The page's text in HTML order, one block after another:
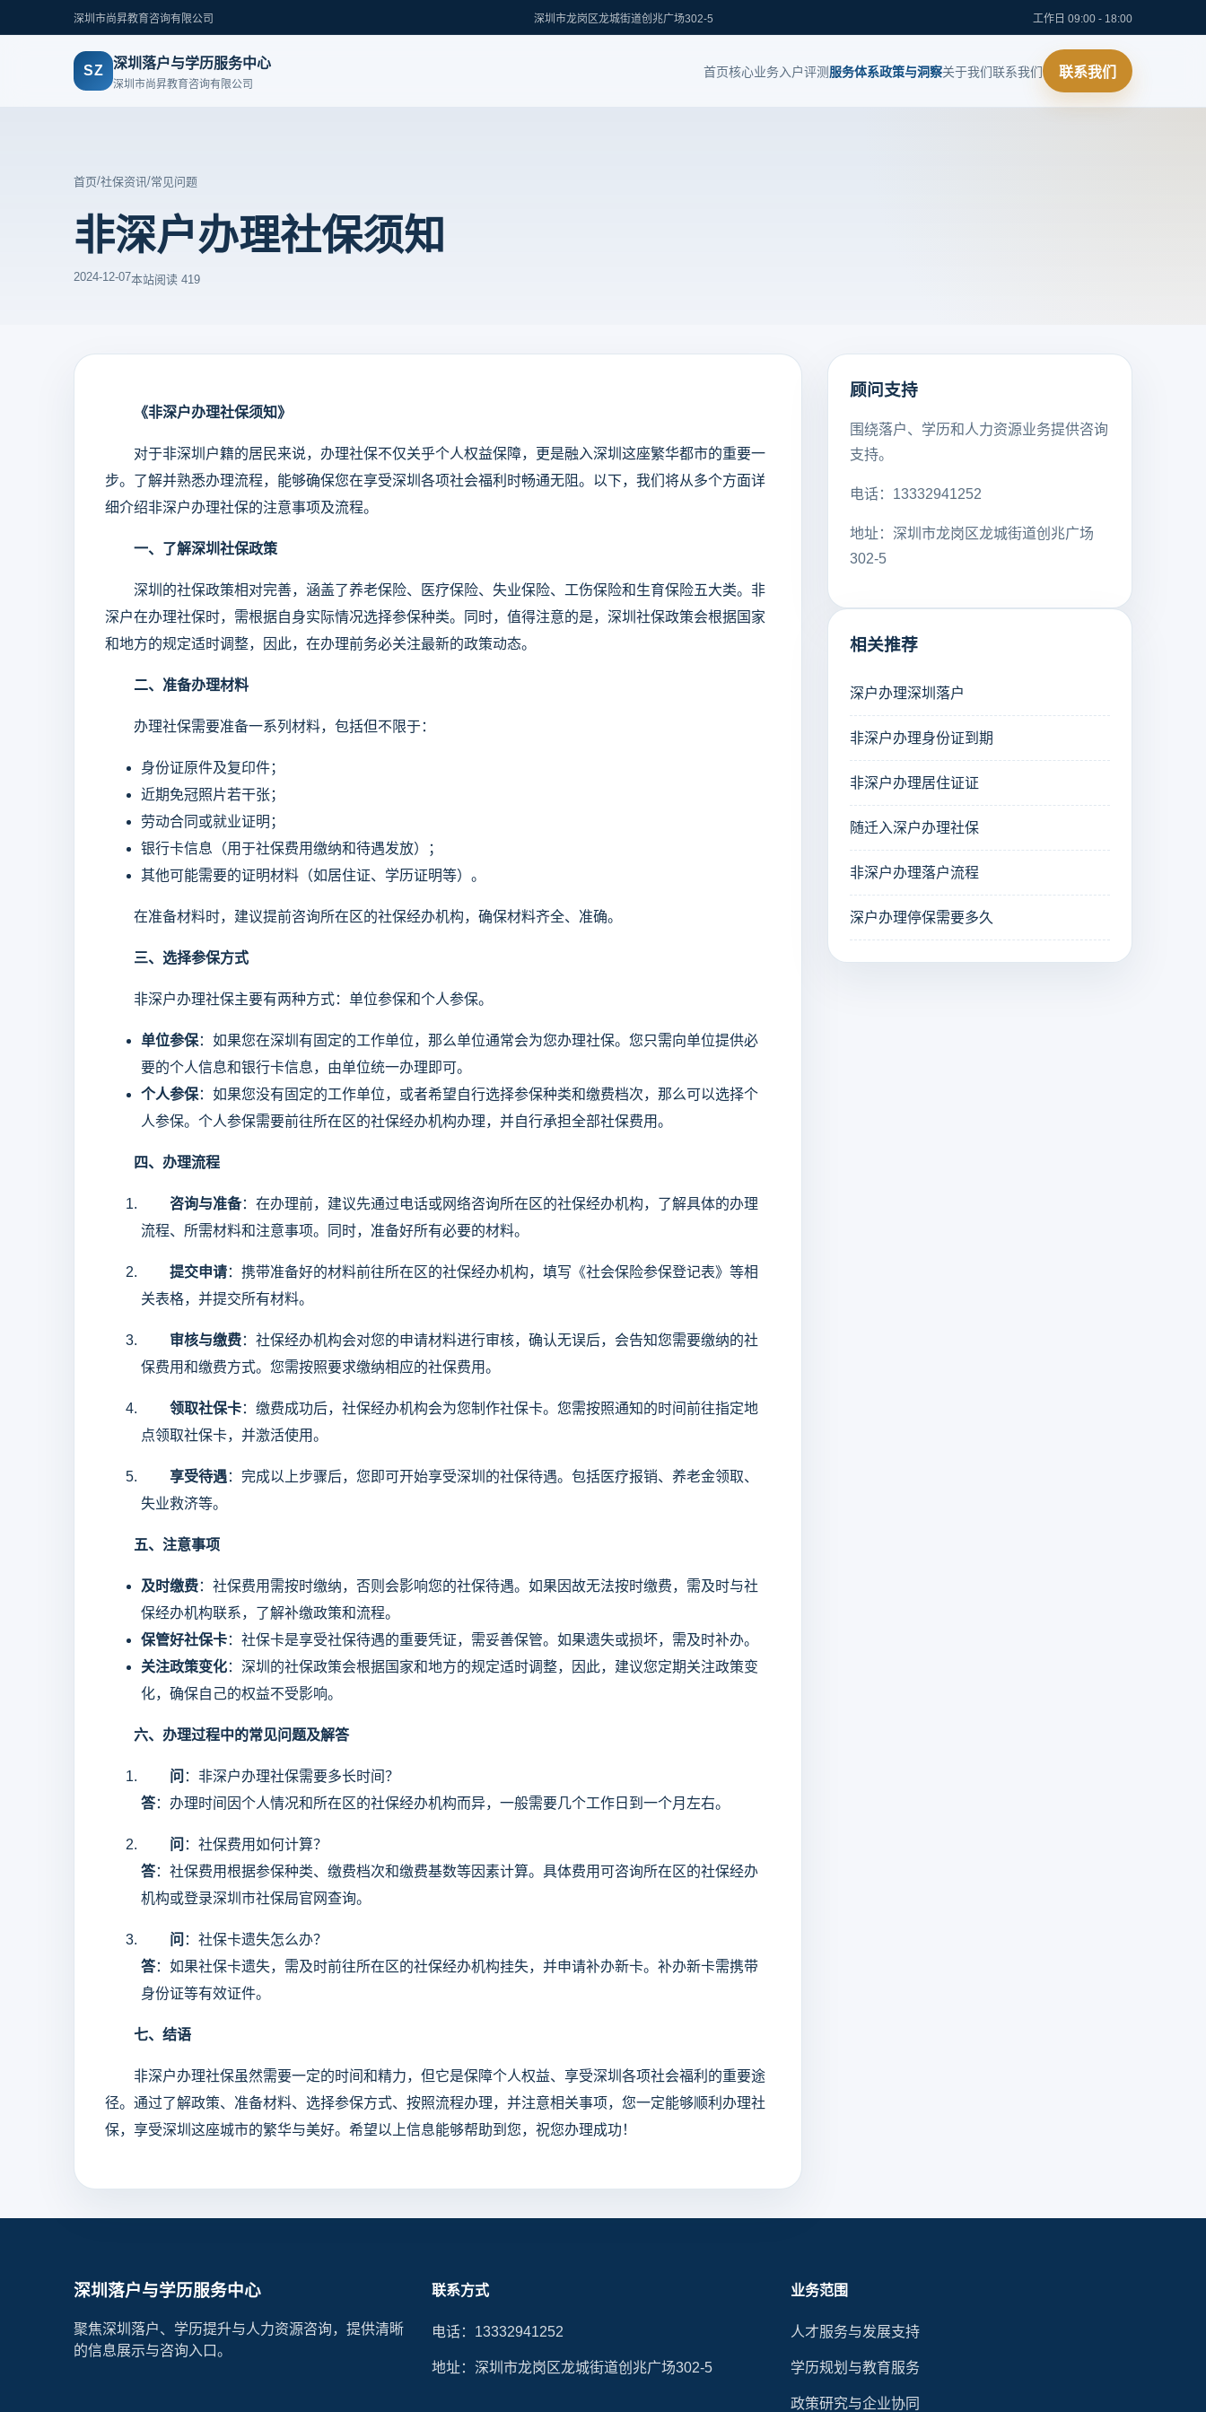
深圳市尚昇教育咨询有限公司 深圳市龙岗区龙城街道创兆广场302-5 工作日 09:00 - 18:00
SZ 深圳落户与学历服务中心
深圳市尚昇教育咨询有限公司
首页核心业务入户评测 服务体系政策与洞察关于我们联系我们 联系我们
首页/社保资讯/常见问题
非深户办理社保须知
2024-12-07本站阅读 419
《非深户办理社保须知》
对于非深圳户籍的居民来说，办理社保不仅关乎个人权益保障，更是融入深圳这座繁华都市的重要一
步。了解并熟悉办理流程，能够确保您在享受深圳各项社会福利时畅通无阻。以下，我们将从多个方面详
细介绍非深户办理社保的注意事项及流程。
一、了解深圳社保政策
深圳的社保政策相对完善，涵盖了养老保险、医疗保险、失业保险、工伤保险和生育保险五大类。非
深户在办理社保时，需根据自身实际情况选择参保种类。同时，值得注意的是，深圳社保政策会根据国家
和地方的规定适时调整，因此，在办理前务必关注最新的政策动态。
二、准备办理材料
办理社保需要准备一系列材料，包括但不限于：
身份证原件及复印件；
近期免冠照片若干张；
劳动合同或就业证明；
银行卡信息（用于社保费用缴纳和待遇发放）；
其他可能需要的证明材料（如居住证、学历证明等）。
在准备材料时，建议提前咨询所在区的社保经办机构，确保材料齐全、准确。
三、选择参保方式
非深户办理社保主要有两种方式：单位参保和个人参保。
单位参保：如果您在深圳有固定的工作单位，那么单位通常会为您办理社保。您只需向单位提供必
要的个人信息和银行卡信息，由单位统一办理即可。
个人参保：如果您没有固定的工作单位，或者希望自行选择参保种类和缴费档次，那么可以选择个
人参保。个人参保需要前往所在区的社保经办机构办理，并自行承担全部社保费用。
四、办理流程
咨询与准备：在办理前，建议先通过电话或网络咨询所在区的社保经办机构，了解具体的办理
流程、所需材料和注意事项。同时，准备好所有必要的材料。
提交申请：携带准备好的材料前往所在区的社保经办机构，填写《社会保险参保登记表》等相
关表格，并提交所有材料。
审核与缴费：社保经办机构会对您的申请材料进行审核，确认无误后，会告知您需要缴纳的社
保费用和缴费方式。您需按照要求缴纳相应的社保费用。
领取社保卡：缴费成功后，社保经办机构会为您制作社保卡。您需按照通知的时间前往指定地
点领取社保卡，并激活使用。
享受待遇：完成以上步骤后，您即可开始享受深圳的社保待遇。包括医疗报销、养老金领取、
失业救济等。
五、注意事项
及时缴费：社保费用需按时缴纳，否则会影响您的社保待遇。如果因故无法按时缴费，需及时与社
保经办机构联系，了解补缴政策和流程。
保管好社保卡：社保卡是享受社保待遇的重要凭证，需妥善保管。如果遗失或损坏，需及时补办。
关注政策变化：深圳的社保政策会根据国家和地方的规定适时调整，因此，建议您定期关注政策变
化，确保自己的权益不受影响。
六、办理过程中的常见问题及解答
问 ：非深户办理社保需要多长时间？
答：办理时间因个人情况和所在区的社保经办机构而异，一般需要几个工作日到一个月左右。
问 ：社保费用如何计算？
答：社保费用根据参保种类、缴费档次和缴费基数等因素计算。具体费用可咨询所在区的社保经办
机构或登录深圳市社保局官网查询。
问 ：社保卡遗失怎么办？
答：如果社保卡遗失，需及时前往所在区的社保经办机构挂失，并申请补办新卡。补办新卡需携带
身份证等有效证件。
七、结语
非深户办理社保虽然需要一定的时间和精力，但它是保障个人权益、享受深圳各项社会福利的重要途
径。通过了解政策、准备材料、选择参保方式、按照流程办理，并注意相关事项，您一定能够顺利办理社
保，享受深圳这座城市的繁华与美好。希望以上信息能够帮助到您，祝您办理成功！
顾问支持
围绕落户、学历和人力资源业务提供咨询
支持。
电话：13332941252
地址：深圳市龙岗区龙城街道创兆广场
302-5
相关推荐
深户办理深圳落户
非深户办理身份证到期
非深户办理居住证证
随迁入深户办理社保
非深户办理落户流程
深户办理停保需要多久
深圳落户与学历服务中心
聚焦深圳落户、学历提升与人力资源咨询，提供清晰
的信息展示与咨询入口。
联系方式
电话：13332941252
地址：深圳市龙岗区龙城街道创兆广场302-5
业务范围
人才服务与发展支持
学历规划与教育服务
政策研究与企业协同